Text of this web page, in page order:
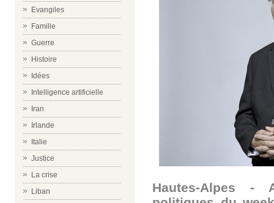
Evangiles
Famille
Guerre
Histoire
Idées
Intelligence artificielle
Iran
Irlande
Italie
Justice
La crise
Liban
Hautes-Alpes -